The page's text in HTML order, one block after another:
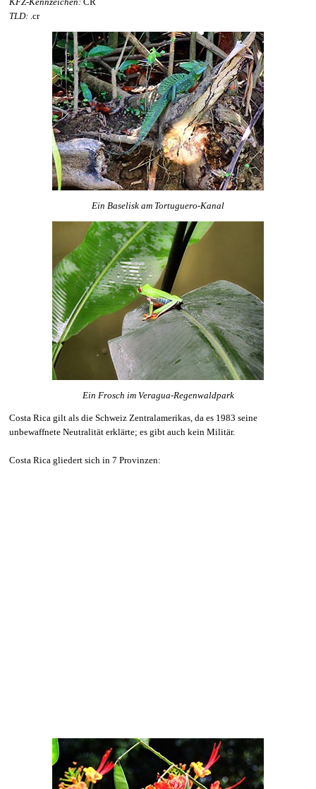
TLD: .cr
Ein Baselisk am Tortuguero-Kanal
Ein Frosch im Veragua-Regenwaldpark
Costa Rica gilt als die Schweiz Zentralamerikas, da es 1983 seine
unbewaffnete Neutralität erklärte; es gibt auch kein Militär.
Costa Rica gliedert sich in 7 Provinzen: